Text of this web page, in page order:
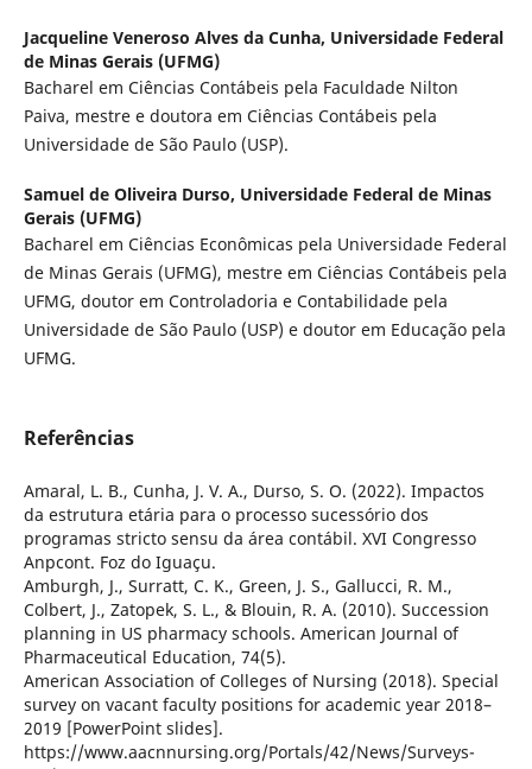
Jacqueline Veneroso Alves da Cunha, Universidade Federal
de Minas Gerais (UFMG)
Bacharel em Ciências Contábeis pela Faculdade Nilton
Paiva, mestre e doutora em Ciências Contábeis pela
Universidade de São Paulo (USP).
Samuel de Oliveira Durso, Universidade Federal de Minas
Gerais (UFMG)
Bacharel em Ciências Econômicas pela Universidade Federal
de Minas Gerais (UFMG), mestre em Ciências Contábeis pela
UFMG, doutor em Controladoria e Contabilidade pela
Universidade de São Paulo (USP) e doutor em Educação pela
UFMG.
Referências
Amaral, L. B., Cunha, J. V. A., Durso, S. O. (2022). Impactos
da estrutura etária para o processo sucessório dos
programas stricto sensu da área contábil. XVI Congresso
Anpcont. Foz do Iguaçu.
Amburgh, J., Surratt, C. K., Green, J. S., Gallucci, R. M.,
Colbert, J., Zatopek, S. L., & Blouin, R. A. (2010). Succession
planning in US pharmacy schools. American Journal of
Pharmaceutical Education, 74(5).
American Association of Colleges of Nursing (2018). Special
survey on vacant faculty positions for academic year 2018–
2019 [PowerPoint slides].
https://www.aacnnursing.org/Portals/42/News/Surveys-